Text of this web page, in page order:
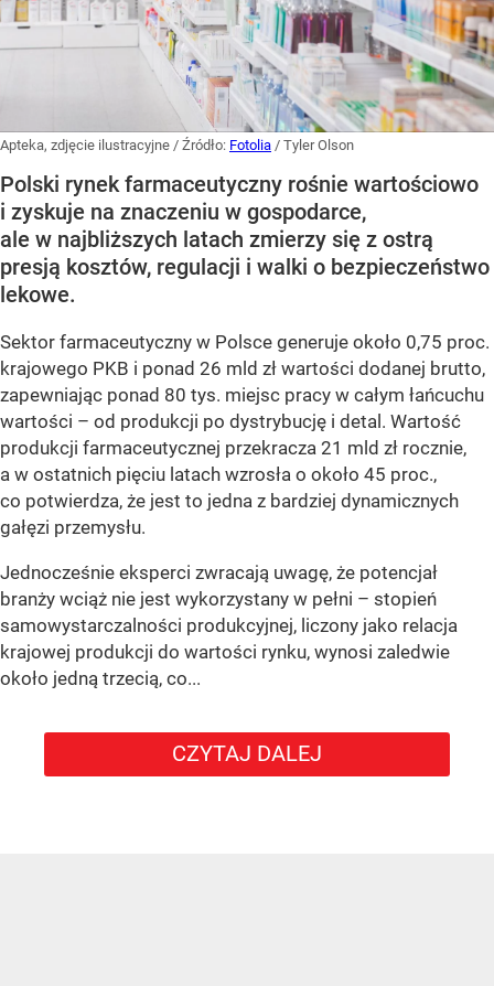
Apteka, zdjęcie ilustracyjne / Źródło: Fotolia / Tyler Olson
Polski rynek farmaceutyczny rośnie wartościowo
i zyskuje na znaczeniu w gospodarce,
ale w najbliższych latach zmierzy się z ostrą
presją kosztów, regulacji i walki o bezpieczeństwo
lekowe.
Sektor farmaceutyczny w Polsce generuje około 0,75 proc.
krajowego PKB i ponad 26 mld zł wartości dodanej brutto,
zapewniając ponad 80 tys. miejsc pracy w całym łańcuchu
wartości – od produkcji po dystrybucję i detal. Wartość
produkcji farmaceutycznej przekracza 21 mld zł rocznie,
a w ostatnich pięciu latach wzrosła o około 45 proc.,
co potwierdza, że jest to jedna z bardziej dynamicznych
gałęzi przemysłu.
Jednocześnie eksperci zwracają uwagę, że potencjał
branży wciąż nie jest wykorzystany w pełni – stopień
samowystarczalności produkcyjnej, liczony jako relacja
krajowej produkcji do wartości rynku, wynosi zaledwie
około jedną trzecią, co...
CZYTAJ DALEJ